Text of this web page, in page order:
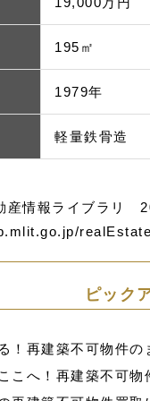
195㎡
1979年
軽量鉄骨造
情報ライブラリ
ピック
！再建築不可物件の
こへ！再建築不可物